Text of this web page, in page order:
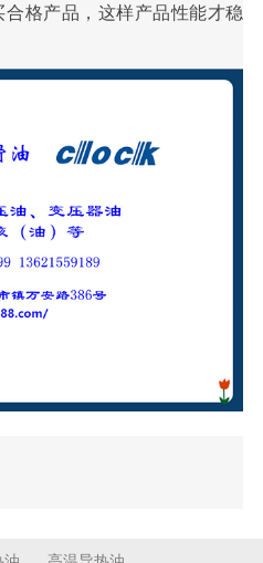
格产品，这样产品性能才稳